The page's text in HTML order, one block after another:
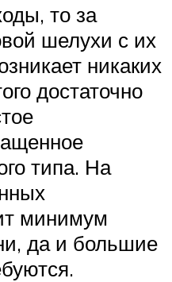
то за
шелухи с их
никаких
достаточно
типа. На
минимум
да и большие